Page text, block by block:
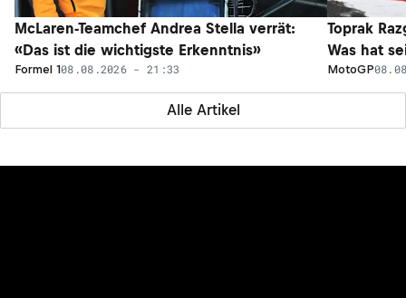
Alle Artikel
McLaren-Teamchef Andrea Stella verrät:
«Das ist die wichtigste Erkenntnis»
Formel 108.08.2026 - 21:33
Toprak
Was hat
MotoGP